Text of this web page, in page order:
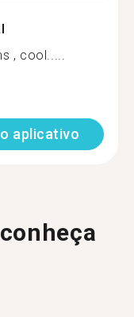
, cool.....
aplicativo